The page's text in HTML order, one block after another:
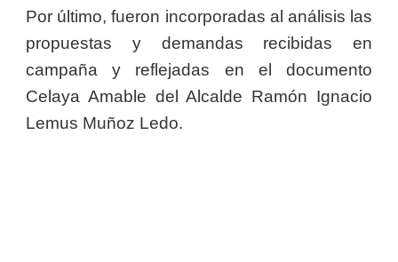
Por último, fueron incorporadas al análisis las
propuestas y demandas recibidas en
campaña y reflejadas en el documento
Celaya Amable del Alcalde Ramón Ignacio
Lemus Muñoz Ledo.